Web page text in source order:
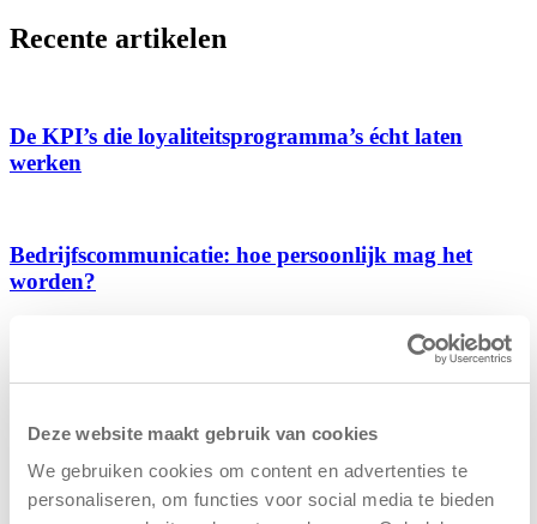
Deze website maakt gebruik van cookies
We gebruiken cookies om content en advertenties te
personaliseren, om functies voor social media te bieden
Recente artikelen
De KPI’s die loyaliteitsprogramma’s écht laten
werken
Bedrijfscommunicatie: hoe persoonlijk mag het
worden?
Breeze start Breezy Rewards!